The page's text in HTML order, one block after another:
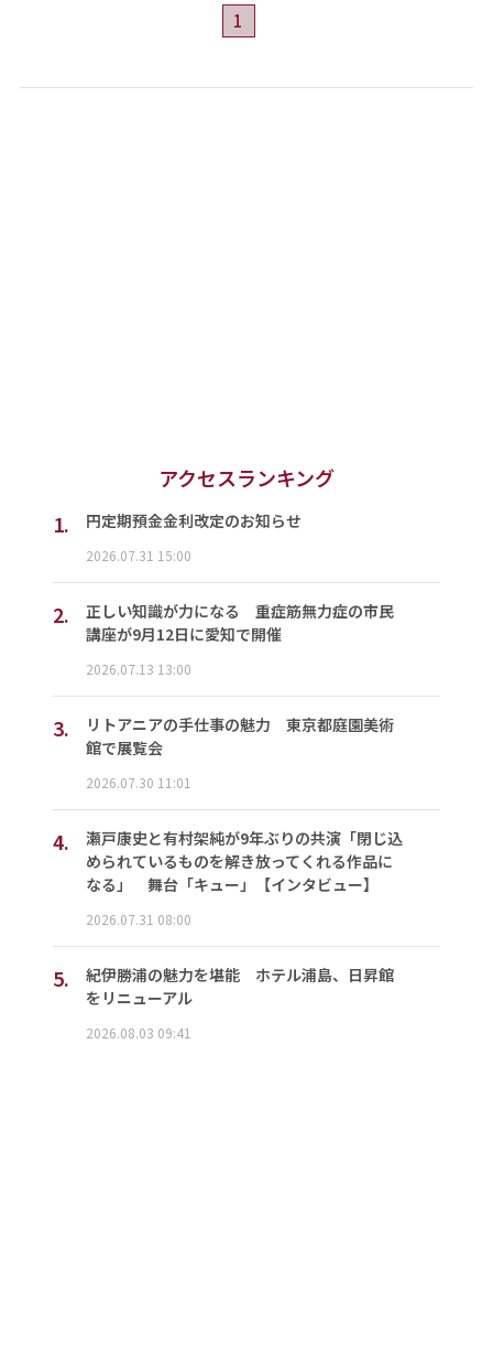
1
アクセスランキング
1.
円定期預金金利改定のお知らせ
2026.07.31 15:00
2.
正しい知識が力になる 重症筋無力症の市民
講座が9月12日に愛知で開催
2026.07.13 13:00
3.
リトアニアの手仕事の魅力 東京都庭園美術
館で展覧会
2026.07.30 11:01
4.
瀬戸康史と有村架純が9年ぶりの共演「閉じ込
められているものを解き放ってくれる作品に
なる」 舞台「キュー」【インタビュー】
2026.07.31 08:00
5.
紀伊勝浦の魅力を堪能 ホテル浦島、日昇館
をリニューアル
2026.08.03 09:41